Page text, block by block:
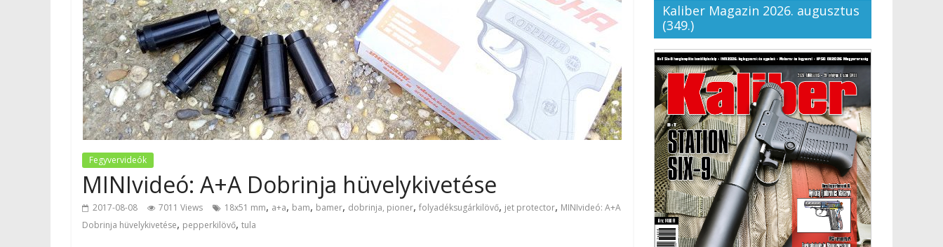
Fegyvervideók
MINIvideó: A+A Dobrinja hüvelykivetése
2017-08-08 7011 Views 18x51 mm, a+a, bam, bamer, dobrinja, pioner, folyadéksugárkilövő, jet protector, MINIvideó: A+A
Dobrinja hüvelykivetése, pepperkilövő, tula
Kaliber Magazin 2026. augusztus
(349.)